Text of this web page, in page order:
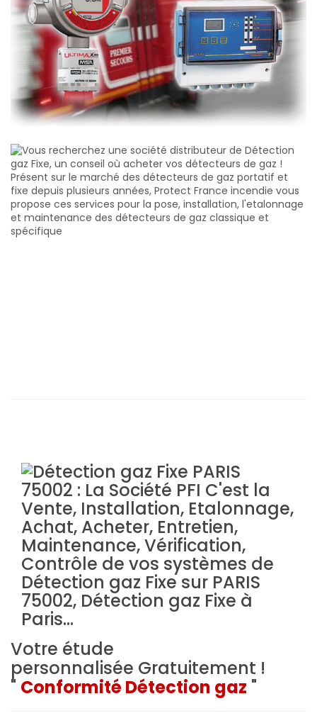
Votre étude
personnalisée Gratuitement !
" Conformité Détection gaz "